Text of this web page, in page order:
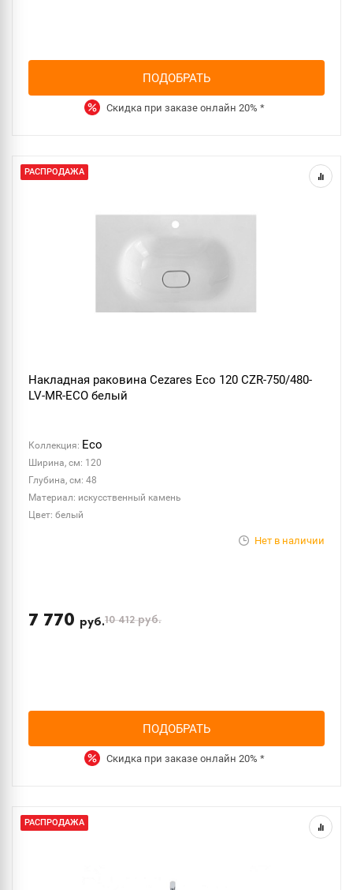
ПОДОБРАТЬ
Скидка при заказе онлайн 20% *
РАСПРОДАЖА
Накладная раковина Cezares Eco 120 CZR-750/480-
LV-MR-ECO белый
Коллекция: Eco
Ширина, см: 120
Глубина, см: 48
Материал: искусственный камень
Цвет: белый
Нет в наличии
7 770 руб.10 412руб.
ПОДОБРАТЬ
Скидка при заказе онлайн 20% *
РАСПРОДАЖА